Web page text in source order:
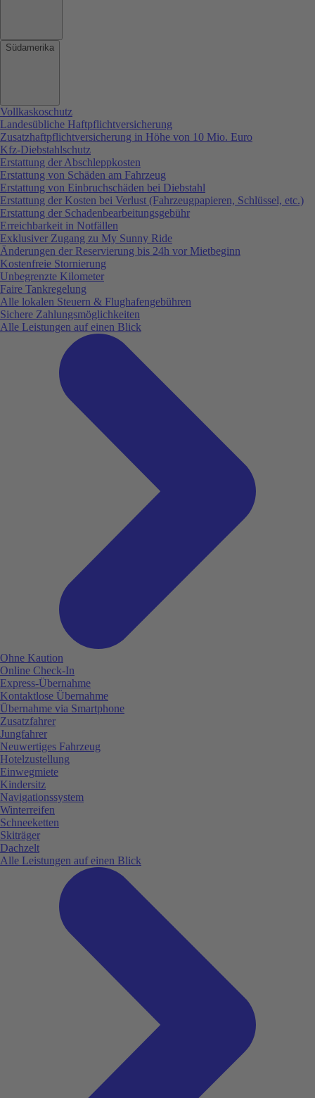
Südamerika
Vollkaskoschutz
Landesübliche Haftpflichtversicherung
Zusatzhaftpflichtversicherung in Höhe von 10 Mio. Euro
Kfz-Diebstahlschutz
Erstattung der Abschleppkosten
Erstattung von Schäden am Fahrzeug
Erstattung von Einbruchschäden bei Diebstahl
Erstattung der Kosten bei Verlust (Fahrzeugpapieren, Schlüssel, etc.)
Erstattung der Schadenbearbeitungsgebühr
Erreichbarkeit in Notfällen
Exklusiver Zugang zu My Sunny Ride
Änderungen der Reservierung bis 24h vor Mietbeginn
Kostenfreie Stornierung
Unbegrenzte Kilometer
Faire Tankregelung
Alle lokalen Steuern & Flughafengebühren
Sichere Zahlungsmöglichkeiten
Alle Leistungen auf einen Blick
Ohne Kaution
Online Check-In
Express-Übernahme
Kontaktlose Übernahme
Übernahme via Smartphone
Zusatzfahrer
Jungfahrer
Neuwertiges Fahrzeug
Hotelzustellung
Einwegmiete
Kindersitz
Navigationssystem
Winterreifen
Schneeketten
Skiträger
Dachzelt
Alle Leistungen auf einen Blick